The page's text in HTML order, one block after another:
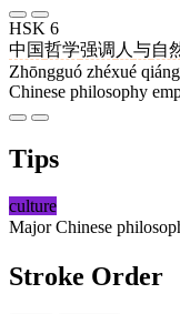
HSK 6
中国哲学强调 人 与自
Zhōngguó zhéxué
Chinese philosophy
Tips
culture
Major Chinese
Stroke Order